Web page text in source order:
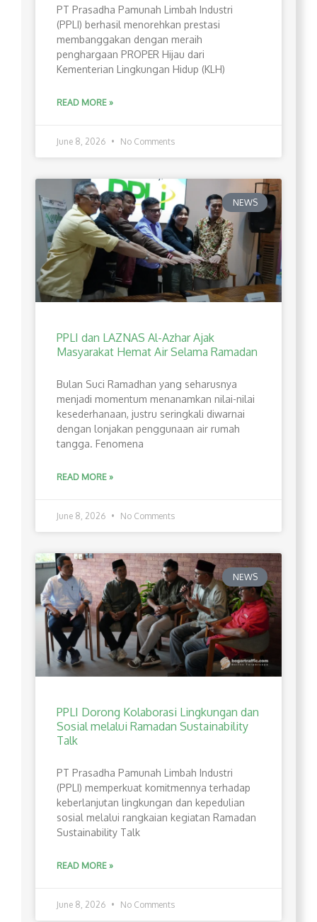
PT Prasadha Pamunah Limbah Industri
(PPLI) berhasil menorehkan prestasi
membanggakan dengan meraih
penghargaan PROPER Hijau dari
Kementerian Lingkungan Hidup (KLH)
READ MORE »
June 8, 2026 No Comments
NEWS
PPLI dan LAZNAS Al-Azhar Ajak
Masyarakat Hemat Air Selama Ramadan
Bulan Suci Ramadhan yang seharusnya
menjadi momentum menanamkan nilai-nilai
kesederhanaan, justru seringkali diwarnai
dengan lonjakan penggunaan air rumah
tangga. Fenomena
READ MORE »
June 8, 2026 No Comments
NEWS
PPLI Dorong Kolaborasi Lingkungan dan
Sosial melalui Ramadan Sustainability
Talk
PT Prasadha Pamunah Limbah Industri
(PPLI) memperkuat komitmennya terhadap
keberlanjutan lingkungan dan kepedulian
sosial melalui rangkaian kegiatan Ramadan
Sustainability Talk
READ MORE »
June 8, 2026 No Comments